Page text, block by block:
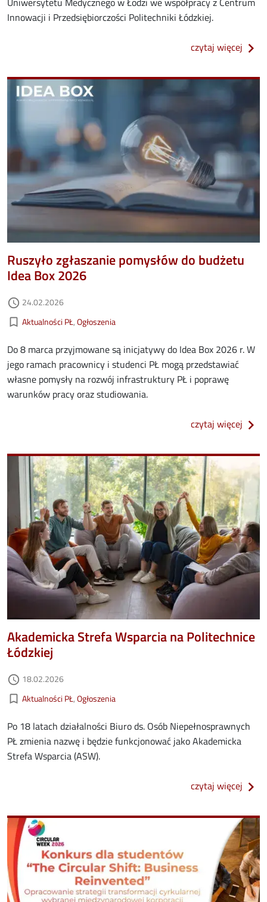
Innowacji i Przedsiębiorczości Politechniki Łódzkiej.
czytaj więcej o
Image
Ruszyło zgłaszanie pomysłów do budżetu
Idea Box 2026
access_time Data dodania
24.02.2026
bookmark_border Kategorie aktualności
Aktualności PŁ Ogłoszenia
Do 8 marca przyjmowane są inicjatywy do Idea Box 2026 r. W
jego ramach pracownicy i studenci PŁ mogą przedstawiać
własne pomysły na rozwój infrastruktury PŁ i poprawę
warunków pracy oraz studiowania.
czytaj więcej o
Image
Akademicka Strefa Wsparcia na Politechnice
Łódzkiej
access_time Data dodania
18.02.2026
bookmark_border Kategorie aktualności
Aktualności PŁ Ogłoszenia
Po 18 latach działalności Biuro ds. Osób Niepełnosprawnych
PŁ zmienia nazwę i będzie funkcjonować jako Akademicka
Strefa Wsparcia (ASW).
czytaj więcej o
Image